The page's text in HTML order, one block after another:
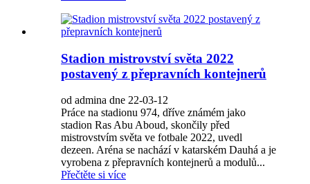
Stadion mistrovství světa 2022
postavený z přepravních kontejnerů
od admina dne 22-03-12
Práce na stadionu 974, dříve známém jako
stadion Ras Abu Aboud, skončily před
mistrovstvím světa ve fotbale 2022, uvedl
dezeen. Aréna se nachází v katarském Dauhá a je
vyrobena z přepravních kontejnerů a modulů...
Přečtěte si více